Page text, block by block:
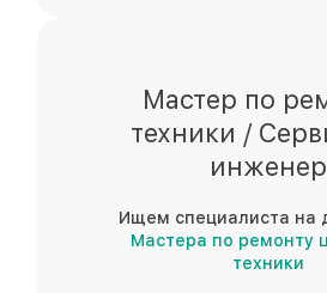
Мастер по
техники /
инженер
Ищем специалиста на
Мастера по ремонту
техники